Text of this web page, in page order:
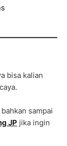
bisa kalian
sampai
JP jika ingin